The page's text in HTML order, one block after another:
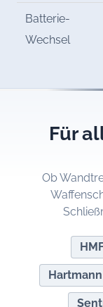
Batterie-
Wechsel
Für
Ob